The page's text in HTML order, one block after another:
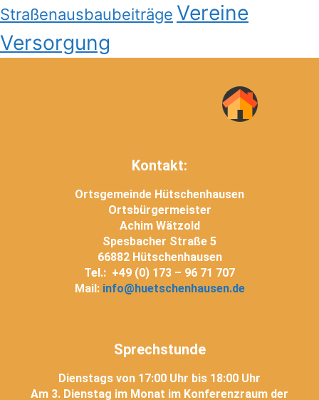
Straßenausbaubeiträge Vereine
Versorgung
Kontakt:
Ortsgemeinde Hütschenhausen
Ortsbürgermeister
Achim Wätzold
Spesbacher Straße 5
66882 Hütschenhausen
Tel.: +49 (0) 173 – 96 71 707
Mail: info@huetschenhausen.de
Sprechstunde
Dienstags von 17:00 Uhr bis 18:00 Uhr
Am 3. Dienstag im Monat im Konferenzraum der